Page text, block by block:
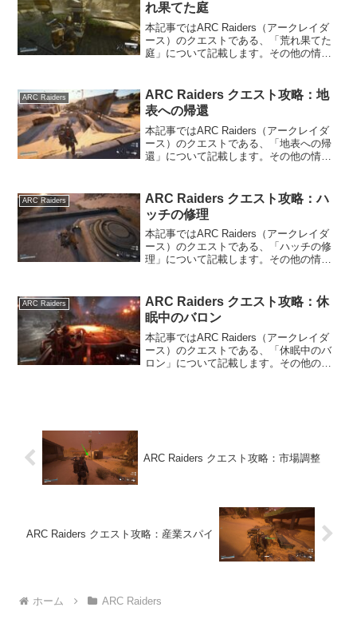
れ果てた庭
本記事ではARC Raiders（アークレイダ
ース）のクエストである、「荒れ果てた
庭」について記載します。その他の情報
た庭の内容ARC Raidersのクエス...
ARC Raiders
ARC Raiders クエスト攻略：地
表への帰還
本記事ではARC Raiders（アークレイダ
ース）のクエストである、「地表への帰
還」について記載します。その他の情報
帰還の内容ARC Raidersのクエス...
ARC Raiders
ARC Raiders クエスト攻略：ハ
ッチの修理
本記事ではARC Raiders（アークレイダ
ース）のクエストである、「ハッチの修
理」について記載します。その他の情報
修理の内容ARC Raidersのクエス...
ARC Raiders
ARC Raiders クエスト攻略：休
眠中のバロン
本記事ではARC Raiders（アークレイダ
ース）のクエストである、「休眠中のバ
ロン」について記載します。その他の情
ARC Raiders クエスト攻略：市場調整
ARC Raiders クエスト攻略：産業スパイ
ホーム ARC Raiders